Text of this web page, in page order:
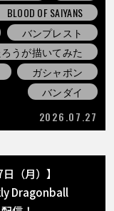
BLOOD OF SAIYANS
バンプレスト
うが描いてみた
ガシャポン
バンダイ
2026.07.27
日（月）】
Dragonball